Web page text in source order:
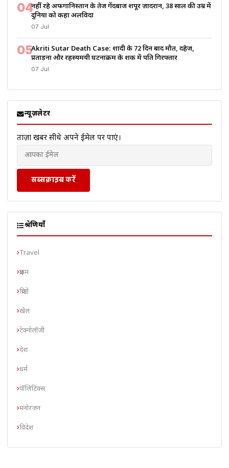
04नहीं रहे अफगानिस्तान के तेज गेंदबाज शपूर ज़ादरान, 38 साल की उम्र में
दुनिया को कहा अलविदा
07 Jul
05Akriti Sutar Death Case: शादी के 72 दिन बाद मौत, दहेज,
प्रताड़ना और रहस्यमयी घटनाक्रम के शक में पति गिरफ्तार
07 Jul
न्यूज़लेटर
ताज़ा खबरें सीधे अपने ईमेल पर पाएं।
सब्सक्राइब करें
श्रेणियाँ
Travel
क्राइम
क्रिप्टो
खेल
टेक्नोलॉजी
देश
धर्म
पॉलिटिक्स
मनोरंजन
विदेश